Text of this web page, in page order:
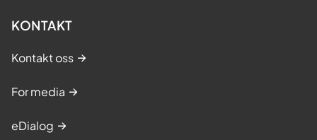
KONTAKT
Kontakt oss
For media
eDialog